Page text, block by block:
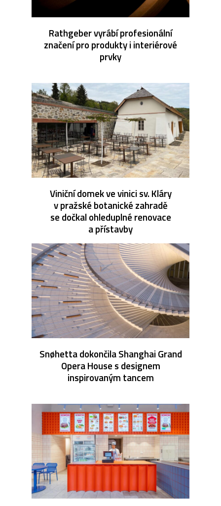
Rathgeber vyrábí profesionální
značení pro produkty i interiérové
prvky
Viniční domek ve vinici sv. Kláry
v pražské botanické zahradě
se dočkal ohleduplné renovace
a přístavby
Snøhetta dokončila Shanghai Grand
Opera House s designem
inspirovaným tancem